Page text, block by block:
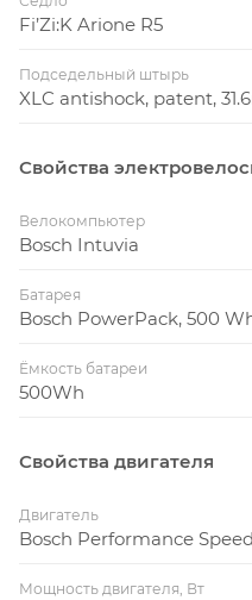
Fi’Zi:K Arione R5
Подседельный штырь
XLC antishock, patent,
Свойства
Велокомпьютер
Bosch Intuvia
Батарея
Bosch PowerPack, 500
Ёмкость батареи
500Wh
Свойства двигателя
Двигатель
Bosch Performance
Мощность двигателя, Вт